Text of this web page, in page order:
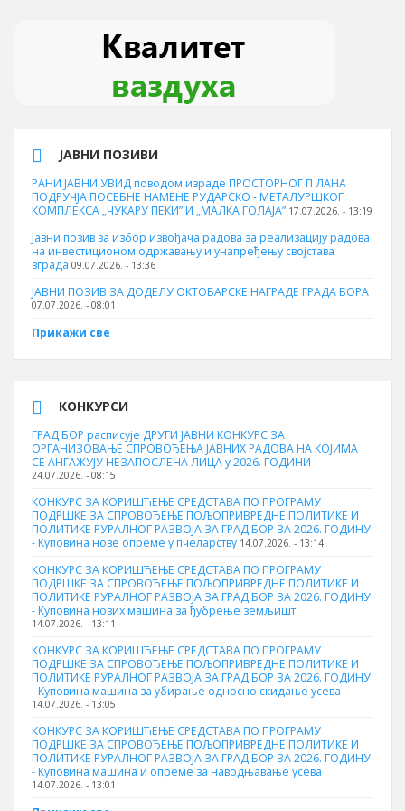
ЈАВНИ ПОЗИВИ
РАНИ ЈАВНИ УВИД поводом израде ПРОСТОРНОГ П ЛАНА
ПОДРУЧЈА ПОСЕБНЕ НАМЕНЕ РУДАРСКО - МЕТАЛУРШКОГ
КОМПЛЕКСА „ЧУКАРУ ПЕКИ” И „МАЛКА ГОЛАЈА” 17.07.2026. - 13:19
Јавни позив за избор извођача радова за реализацију радова
на инвестиционом одржавању и унапређењу својстава
зграда 09.07.2026. - 13:36
ЈАВНИ ПОЗИВ ЗА ДОДЕЛУ ОКТOБАРСКЕ НАГРАДЕ ГРАДА БОРА
07.07.2026. - 08:01
Прикажи све
КОНКУРСИ
ГРАД БОР расписује ДРУГИ ЈАВНИ КОНКУРС ЗА
ОРГАНИЗОВАЊЕ СПРОВОЂЕЊА ЈАВНИХ РАДОВА НА КОЈИМА
СЕ АНГАЖУЈУ НЕЗАПОСЛЕНА ЛИЦА у 2026. ГОДИНИ
24.07.2026. - 08:15
КОНКУРС ЗА КОРИШЋЕЊЕ СРЕДСТАВА ПО ПРОГРАМУ
ПОДРШКЕ ЗА СПРОВОЂЕЊЕ ПОЉОПРИВРЕДНЕ ПОЛИТИКЕ И
ПОЛИТИКЕ РУРАЛНОГ РАЗВОЈА ЗА ГРАД БОР ЗА 2026. ГОДИНУ
- Куповина нове опреме у пчеларству 14.07.2026. - 13:14
КОНКУРС ЗА КОРИШЋЕЊЕ СРЕДСТАВА ПО ПРОГРАМУ
ПОДРШКЕ ЗА СПРОВОЂЕЊЕ ПОЉОПРИВРЕДНЕ ПОЛИТИКЕ И
ПОЛИТИКЕ РУРАЛНОГ РАЗВОЈА ЗА ГРАД БОР ЗА 2026. ГОДИНУ
- Куповина нових машина за ђубрење земљишт
14.07.2026. - 13:11
КОНКУРС ЗА КОРИШЋЕЊЕ СРЕДСТАВА ПО ПРОГРАМУ
ПОДРШКЕ ЗА СПРОВОЂЕЊЕ ПОЉОПРИВРЕДНЕ ПОЛИТИКЕ И
ПОЛИТИКЕ РУРАЛНОГ РАЗВОЈА ЗА ГРАД БОР ЗА 2026. ГОДИНУ
- Куповинa машина за убирање односно скидање усева
14.07.2026. - 13:05
КОНКУРС ЗА КОРИШЋЕЊЕ СРЕДСТАВА ПО ПРОГРАМУ
ПОДРШКЕ ЗА СПРОВОЂЕЊЕ ПОЉОПРИВРЕДНЕ ПОЛИТИКЕ И
ПОЛИТИКЕ РУРАЛНОГ РАЗВОЈА ЗА ГРАД БОР ЗА 2026. ГОДИНУ
- Куповина машина и опреме за наводњавање усева
14.07.2026. - 13:01